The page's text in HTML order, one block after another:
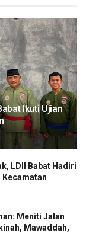
Ikuti Ujian
LDII Babat Hadiri
Meniti Jalan
Mawaddah,